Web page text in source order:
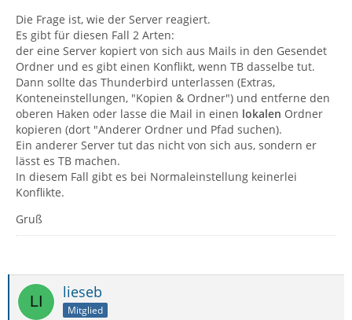
Die Frage ist, wie der Server reagiert.
Es gibt für diesen Fall 2 Arten:
der eine Server kopiert von sich aus Mails in den Gesendet
Ordner und es gibt einen Konflikt, wenn TB dasselbe tut.
Dann sollte das Thunderbird unterlassen (Extras,
Konteneinstellungen, "Kopien & Ordner") und entferne den
oberen Haken oder lasse die Mail in einen lokalen Ordner
kopieren (dort "Anderer Ordner und Pfad suchen).
Ein anderer Server tut das nicht von sich aus, sondern er
lässt es TB machen.
In diesem Fall gibt es bei Normaleinstellung keinerlei
Konflikte.
Gruß
lieseb
Mitglied